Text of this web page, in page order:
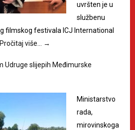
uvršten je u
službenu
filmskog festivala ICJ International
Pročitaj više… →
Udruge slijepih Međimurske
Ministarstvo
rada,
mirovinskoga